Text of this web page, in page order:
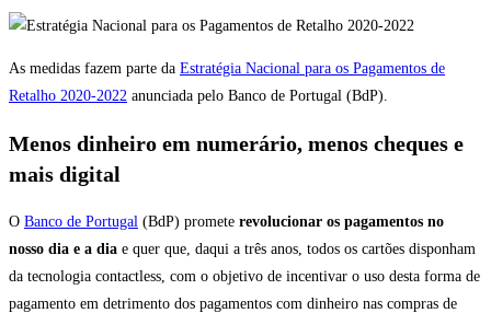
As medidas fazem parte da Estratégia Nacional para os Pagamentos de
Retalho 2020-2022 anunciada pelo Banco de Portugal (BdP).
Menos dinheiro em numerário, menos cheques e
mais digital
O Banco de Portugal (BdP) promete revolucionar os pagamentos no
nosso dia e a dia e quer que, daqui a três anos, todos os cartões disponham
da tecnologia contactless, com o objetivo de incentivar o uso desta forma de
pagamento em detrimento dos pagamentos com dinheiro nas compras de